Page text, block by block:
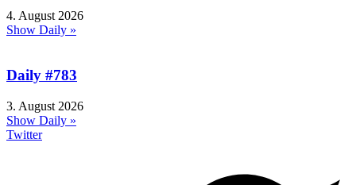
4. August 2026
Show Daily »
Daily #783
3. August 2026
Show Daily »
Twitter